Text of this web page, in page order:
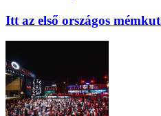
Itt az első országos